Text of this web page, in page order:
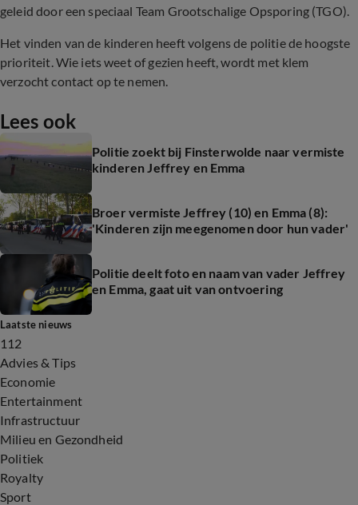
geleid door een speciaal Team Grootschalige Opsporing (TGO).
Het vinden van de kinderen heeft volgens de politie de hoogste
prioriteit. Wie iets weet of gezien heeft, wordt met klem
verzocht contact op te nemen.
Lees ook
Politie zoekt bij Finsterwolde naar vermiste
kinderen Jeffrey en Emma
Broer vermiste Jeffrey (10) en Emma (8):
'Kinderen zijn meegenomen door hun vader'
Politie deelt foto en naam van vader Jeffrey
en Emma, gaat uit van ontvoering
Laatste nieuws
112
Advies & Tips
Economie
Entertainment
Infrastructuur
Milieu en Gezondheid
Politiek
Royalty
Sport